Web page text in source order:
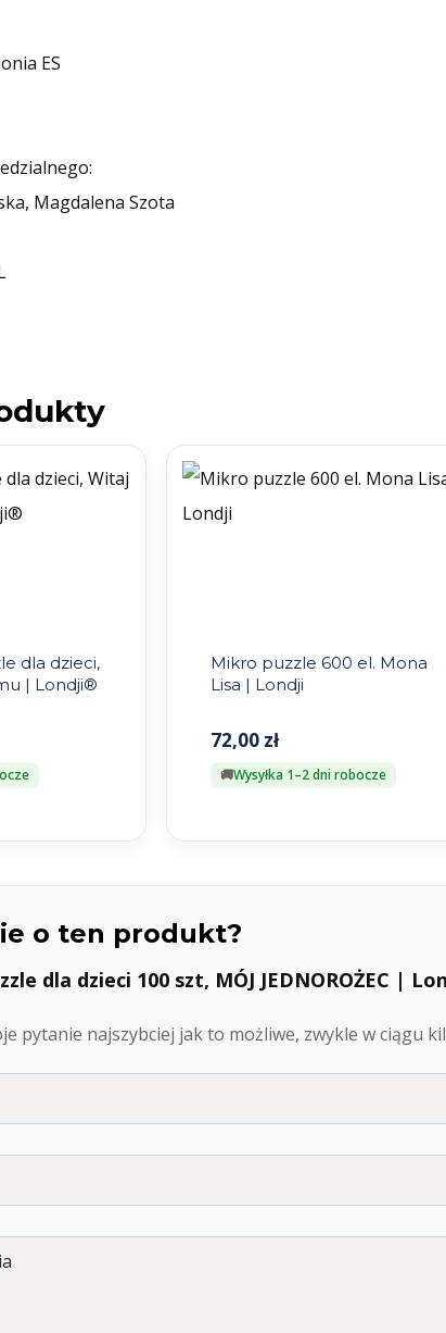
ES
Magdalena Szota
dla dzieci,
| Londji®
Mikro puzzle 600 el. Mona
Lisa | Londji
72,00 zł
Wysyłka 1–2 dni robocze
o ten produkt?
dla dzieci 100 szt, MÓJ JEDNOROŻEC |
pytanie najszybciej jak to możliwe, zwykle w ciągu